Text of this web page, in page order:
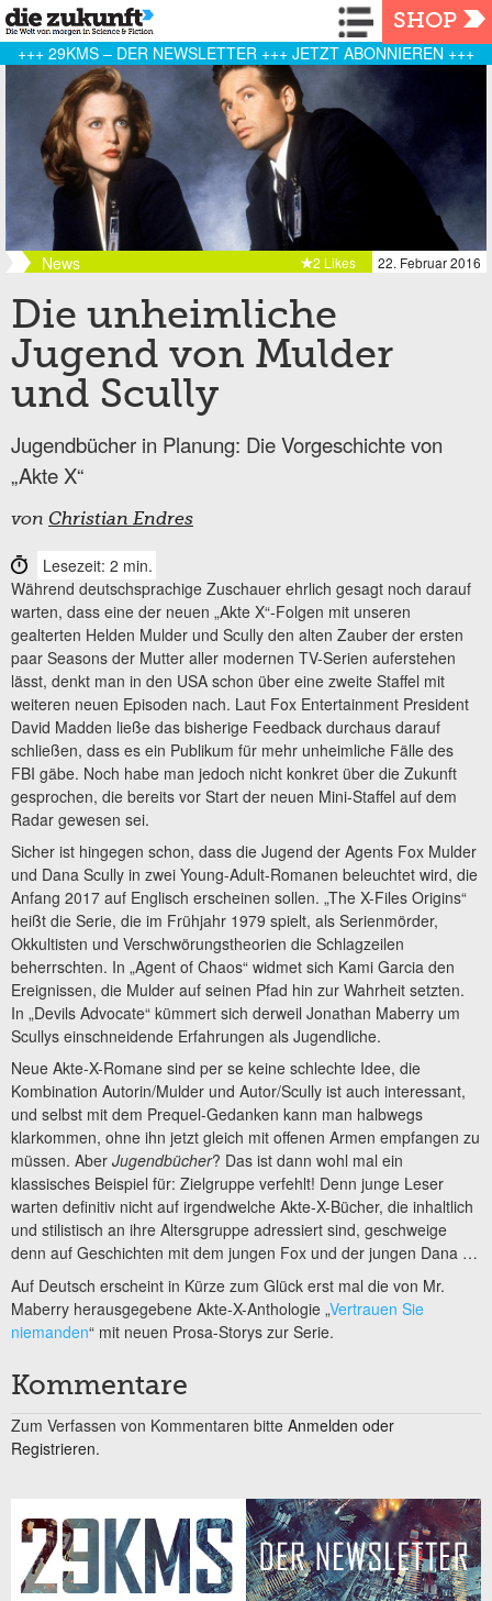
Navigation
SHOP
+++ 29KMS – DER NEWSLETTER +++ JETZT ABONNIEREN +++
News 22. Februar 2016
2 Likes
Die unheimliche
Jugend von Mulder
und Scully
Jugendbücher in Planung: Die Vorgeschichte von
„Akte X“
von Christian Endres
Lesezeit: 2 min.
Während deutschsprachige Zuschauer ehrlich gesagt noch darauf
warten, dass eine der neuen „Akte X“-Folgen mit unseren
gealterten Helden Mulder und Scully den alten Zauber der ersten
paar Seasons der Mutter aller modernen TV-Serien auferstehen
lässt, denkt man in den USA schon über eine zweite Staffel mit
weiteren neuen Episoden nach. Laut Fox Entertainment President
David Madden ließe das bisherige Feedback durchaus darauf
schließen, dass es ein Publikum für mehr unheimliche Fälle des
FBI gäbe. Noch habe man jedoch nicht konkret über die Zukunft
gesprochen, die bereits vor Start der neuen Mini-Staffel auf dem
Radar gewesen sei.
Sicher ist hingegen schon, dass die Jugend der Agents Fox Mulder
und Dana Scully in zwei Young-Adult-Romanen beleuchtet wird, die
Anfang 2017 auf Englisch erscheinen sollen. „The X-Files Origins“
heißt die Serie, die im Frühjahr 1979 spielt, als Serienmörder,
Okkultisten und Verschwörungstheorien die Schlagzeilen
beherrschten. In „Agent of Chaos“ widmet sich Kami Garcia den
Ereignissen, die Mulder auf seinen Pfad hin zur Wahrheit setzten.
In „Devils Advocate“ kümmert sich derweil Jonathan Maberry um
Scullys einschneidende Erfahrungen als Jugendliche.
Neue Akte-X-Romane sind per se keine schlechte Idee, die
Kombination Autorin/Mulder und Autor/Scully ist auch interessant,
und selbst mit dem Prequel-Gedanken kann man halbwegs
klarkommen, ohne ihn jetzt gleich mit offenen Armen empfangen zu
müssen. Aber Jugendbücher? Das ist dann wohl mal ein
klassisches Beispiel für: Zielgruppe verfehlt! Denn junge Leser
warten definitiv nicht auf irgendwelche Akte-X-Bücher, die inhaltlich
und stilistisch an ihre Altersgruppe adressiert sind, geschweige
denn auf Geschichten mit dem jungen Fox und der jungen Dana …
Auf Deutsch erscheint in Kürze zum Glück erst mal die von Mr.
Maberry herausgegebene Akte-X-Anthologie „Vertrauen Sie
niemanden“ mit neuen Prosa-Storys zur Serie.
Kommentare
Zum Verfassen von Kommentaren bitte Anmelden oder
Registrieren.